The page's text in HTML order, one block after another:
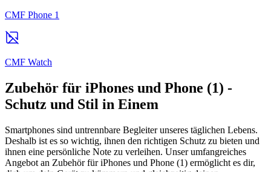
CMF Phone 1
CMF Watch
Zubehör für iPhones und Phone (1) -
Schutz und Stil in Einem
Smartphones sind untrennbare Begleiter unseres täglichen Lebens.
Deshalb ist es so wichtig, ihnen den richtigen Schutz zu bieten und
ihnen eine persönliche Note zu verleihen. Unser umfangreiches
Angebot an Zubehör für iPhones und Phone (1) ermöglicht es dir,